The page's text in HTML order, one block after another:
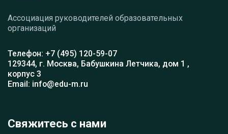
Ассоциация руководителей образовательных
организаций
Телефон: +7 (495) 120-59-07
129344, г. Москва, Бабушкина Летчика, дом 1 ,
корпус 3
Email: info@edu-m.ru
Свяжитесь с нами